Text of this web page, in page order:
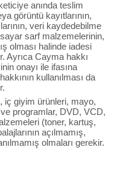
anında teslim
görüntü kayıtlarının,
veri kaydedebilme
sarf malzemelerinin,
olması halinde iadesi
Ayrıca Cayma hakkı
onayı ile ifasına
kullanılması da
iç giyim ürünleri, mayo,
programlar, DVD, VCD,
(toner, kartuş,
açılmamış,
olmaları gerekir.